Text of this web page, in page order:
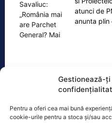
Gestionează-ți
Pentru a oferi cea mai bună
cookie-urile pentru a stoca și/sau
atunci de
anunta plin
Oficiul de Știri
venituri.…